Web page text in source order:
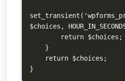
$choices,